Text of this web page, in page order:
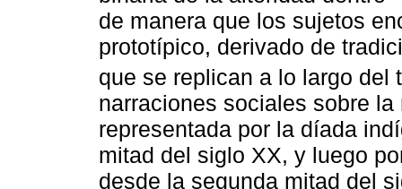
de manera que los sujetos
prototípico, derivado de
que se replican a lo largo del
narraciones sociales sobre
representada por la díada
mitad del siglo XX, y luego
desde la segunda mitad del